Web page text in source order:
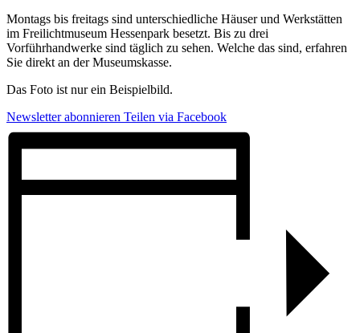
Montags bis freitags sind unterschiedliche Häuser und Werkstätten
im Freilichtmuseum Hessenpark besetzt. Bis zu drei
Vorführhandwerke sind täglich zu sehen. Welche das sind, erfahren
Sie direkt an der Museumskasse.
Das Foto ist nur ein Beispielbild.
Newsletter abonnieren Teilen via Facebook